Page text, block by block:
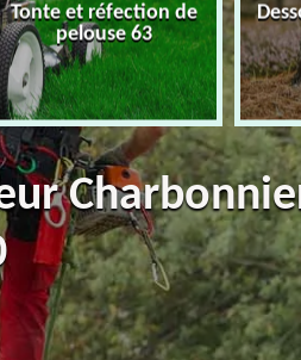
Tonte et réfection de
pelouse 63